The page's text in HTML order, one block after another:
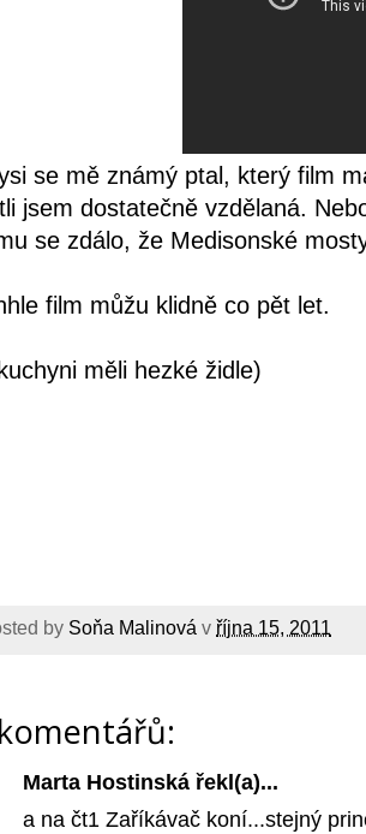
se mě známý ptal, který film
jsem dostatečně vzdělaná.
se zdálo, že Medisonské
film můžu klidně co pět let.
měli hezké židle)
by Soňa Malinová v října 15, 2011
Marta Hostinská řekl(a)...
a na čt1 Zaříkávač koní...stejný